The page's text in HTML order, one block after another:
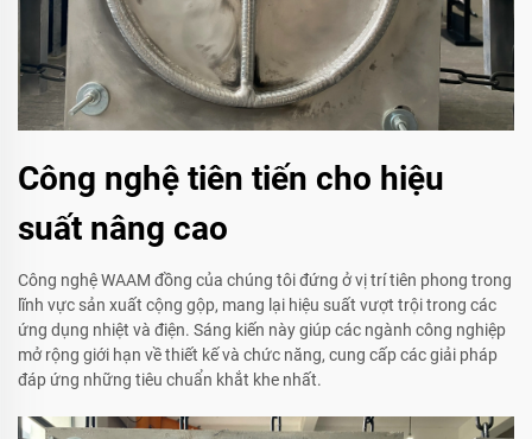
Công nghệ tiên tiến cho hiệu
suất nâng cao
Công nghệ WAAM đồng của chúng tôi đứng ở vị trí tiên phong trong
lĩnh vực sản xuất cộng gộp, mang lại hiệu suất vượt trội trong các
ứng dụng nhiệt và điện. Sáng kiến này giúp các ngành công nghiệp
mở rộng giới hạn về thiết kế và chức năng, cung cấp các giải pháp
đáp ứng những tiêu chuẩn khắt khe nhất.